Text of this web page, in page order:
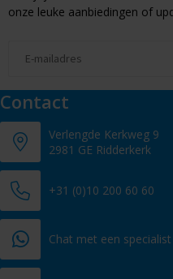
onze leuke aanbiedingen of
Contact
Verlengde Kerkweg 9
2981 GE Ridderkerk
+31 (0)10 200 60 60
Chat met een specialist